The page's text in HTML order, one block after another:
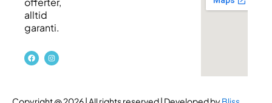
alltid
garanti.
F
a
c
I
n
s
r